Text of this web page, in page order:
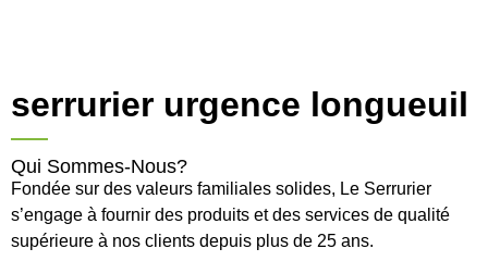
serrurier urgence longueuil
Qui Sommes-Nous?
Fondée sur des valeurs familiales solides, Le Serrurier
s’engage à fournir des produits et des services de qualité
supérieure à nos clients depuis plus de 25 ans.